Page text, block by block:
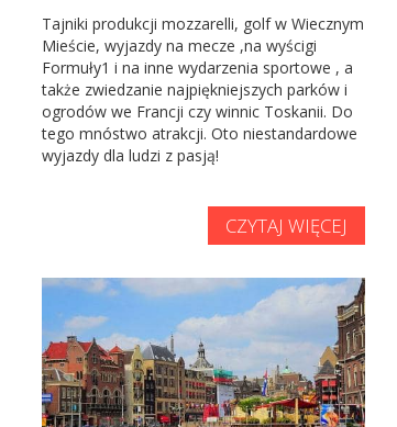
Tajniki produkcji mozzarelli, golf w Wiecznym
Mieście, wyjazdy na mecze ,na wyścigi
Formuły1 i na inne wydarzenia sportowe , a
także zwiedzanie najpiękniejszych parków i
ogrodów we Francji czy winnic Toskanii. Do
tego mnóstwo atrakcji. Oto niestandardowe
wyjazdy dla ludzi z pasją!
CZYTAJ WIĘCEJ